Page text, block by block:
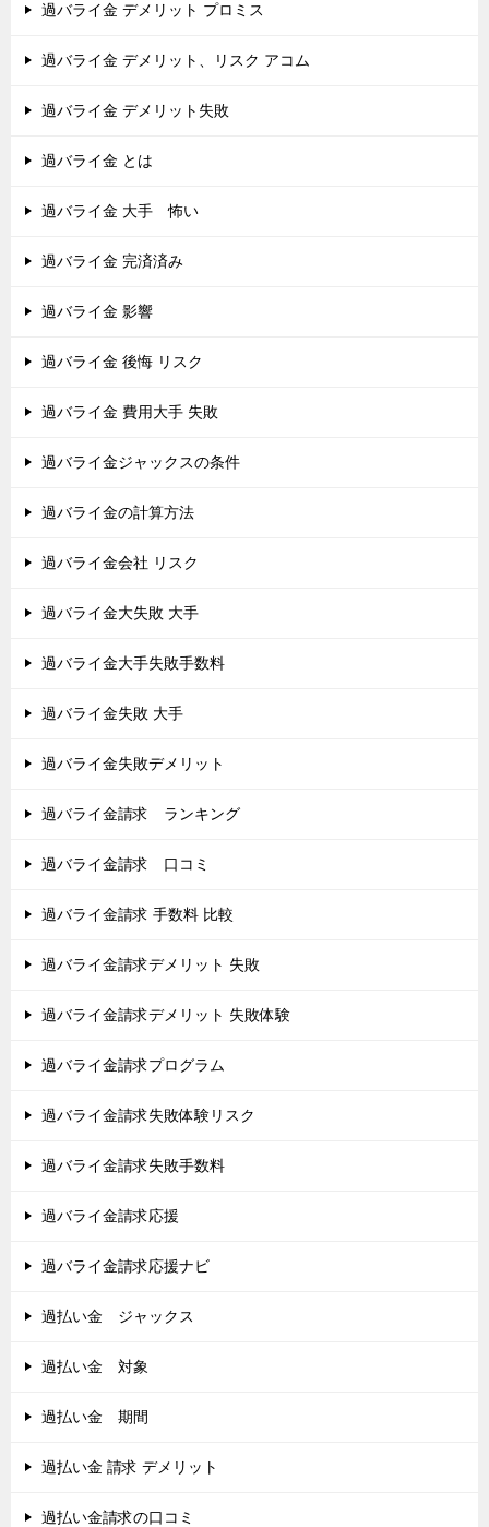
過バライ金 デメリット プロミス
過バライ金 デメリット、リスク アコム
過バライ金 デメリット失敗
過バライ金 とは
過バライ金 大手 怖い
過バライ金 完済済み
過バライ金 影響
過バライ金 後悔 リスク
過バライ金 費用大手 失敗
過バライ金ジャックスの条件
過バライ金の計算方法
過バライ金会社 リスク
過バライ金大失敗 大手
過バライ金大手失敗手数料
過バライ金失敗 大手
過バライ金失敗デメリット
過バライ金請求 ランキング
過バライ金請求 口コミ
過バライ金請求 手数料 比較
過バライ金請求デメリット 失敗
過バライ金請求デメリット 失敗体験
過バライ金請求プログラム
過バライ金請求失敗体験リスク
過バライ金請求失敗手数料
過バライ金請求応援
過バライ金請求応援ナビ
過払い金 ジャックス
過払い金 対象
過払い金 期間
過払い金 請求 デメリット
過払い金請求の口コミ